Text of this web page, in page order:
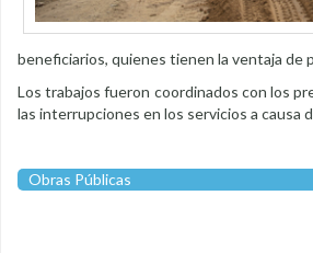
beneficiarios, quienes tienen la ventaja de
Los trabajos fueron coordinados con los
las interrupciones en los servicios a causa
Obras Públicas